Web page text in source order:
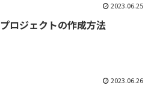
2023.06.25
プロジェクトの作成方法
2023.06.26